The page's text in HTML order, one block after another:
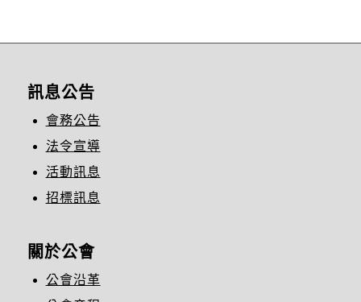
訊息公告
會務公告
法令宣導
活動訊息
招標訊息
關於公會
公會沿革